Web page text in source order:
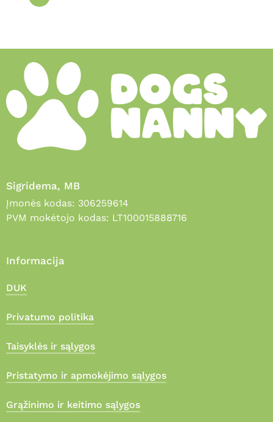
Sigridema, MB
Įmonės kodas: 306259614
PVM mokėtojo kodas: LT100015888716
Informacija
DUK
Privatumo politika
Taisyklės ir sąlygos
Pristatymo ir apmokėjimo sąlygos
Grąžinimo ir keitimo sąlygos